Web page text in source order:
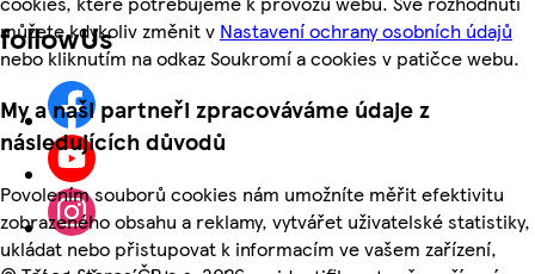
můžete kdykoliv změnit v Nastavení ochrany osobních údajů
nebo kliknutím na odkaz Soukromí a cookies v patičce webu.
My a naši partneři zpracováváme údaje z
následujících důvodů
Povolením souborů cookies nám umožníte měřit efektivitu
zobrazeného obsahu a reklamy, vytvářet uživatelské statistiky,
ukládat nebo přistupovat k informacím ve vašem zařízení,
followUs